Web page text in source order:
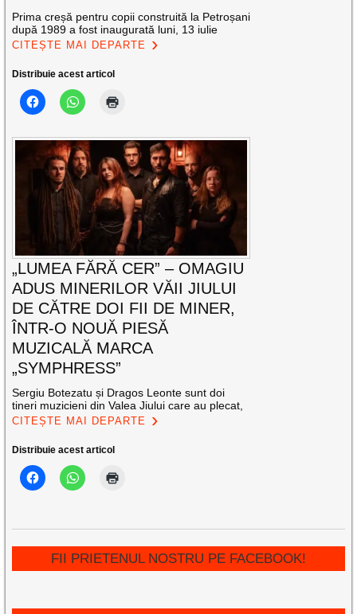
Prima creșă pentru copii construită la Petroșani
după 1989 a fost inaugurată luni, 13 iulie
CITEȘTE MAI DEPARTE
Distribuie acest articol
„LUMEA FĂRĂ CER” – OMAGIU
ADUS MINERILOR VĂII JIULUI
DE CĂTRE DOI FII DE MINER,
ÎNTR-O NOUĂ PIESĂ
MUZICALĂ MARCA
„SYMPHRESS”
Sergiu Botezatu și Dragos Leonte sunt doi
tineri muzicieni din Valea Jiului care au plecat,
CITEȘTE MAI DEPARTE
Distribuie acest articol
FII PRIETENUL NOSTRU PE FACEBOOK!